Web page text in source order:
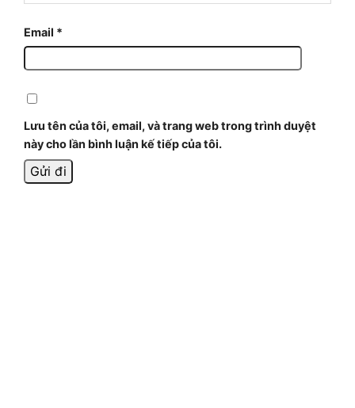
Email *
Lưu tên của tôi, email, và trang web trong trình duyệt
này cho lần bình luận kế tiếp của tôi.